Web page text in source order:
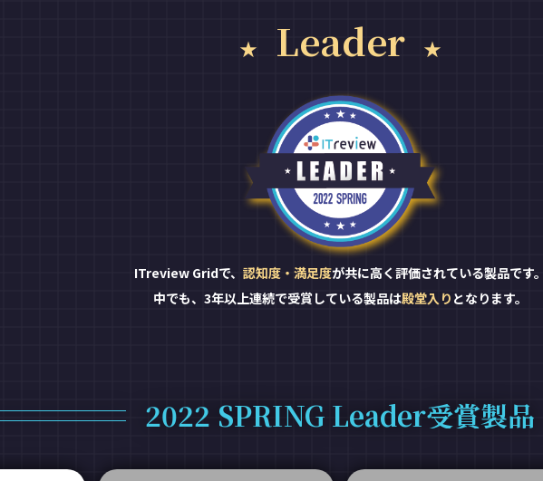
Leader
ITreview Gridで、 認知度・満足度が共に高く評価されている製品です
中でも、3年以上連続で受賞している製品は殿堂入り となります。
2022 SPRING Leader受賞製品